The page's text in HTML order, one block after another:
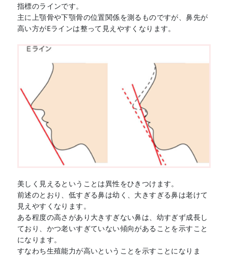
指標のラインです。
主に上顎骨や下顎骨の位置関係を測るものですが、鼻先が
高い方がEラインは整って見えやすくなります。
美しく見えるということは異性をひきつけます。
前述のとおり、低すぎる鼻は幼く、大きすぎる鼻は老けて
見えやすくなります。
ある程度の高さがあり大きすぎない鼻は、幼すぎず成長し
ており、かつ老いすぎていない傾向があることを示すこと
になります。
すなわち生殖能力が高いということを示すことになりま